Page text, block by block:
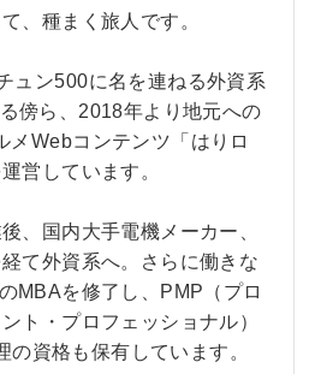
、種まく旅人です。
ュン500に名を連ねる外資系
傍ら、2018年より地元への
メWebコンテンツ「はりロ
営しています。
、国内大手電機メーカー、
て外資系へ。さらに働きな
MBAを修了し、PMP（プロ
ト・プロフェッショナル）
の資格も保有しています。